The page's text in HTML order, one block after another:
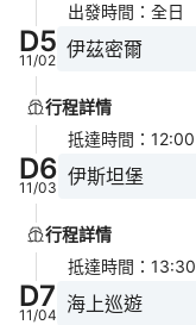
出發時間 ： 全日
D5
11/02 伊茲密爾
行程詳情
抵達時間 ： 12:00
D6
11/03 伊斯坦堡
行程詳情
抵達時間 ： 13:30
D7
11/04 海上巡遊